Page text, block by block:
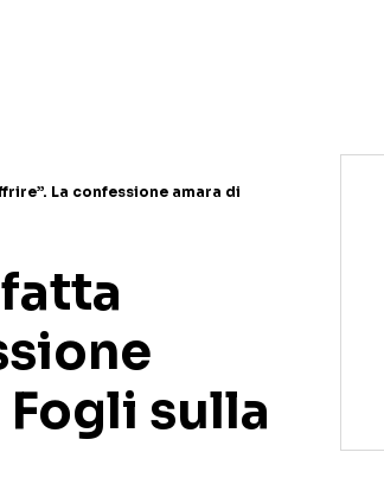
La confessione amara di
fatta
sulla